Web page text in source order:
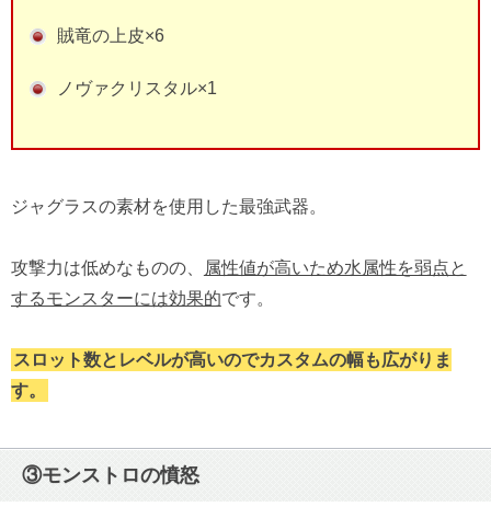
賊竜の上皮×6
ノヴァクリスタル×1
ジャグラスの素材を使用した最強武器。
攻撃力は低めなものの、
属性値が高いため水属性を弱点と
するモンスターには効果的です。
スロット数とレベルが高いのでカスタムの幅も広がりま
す。
③モンストロの憤怒